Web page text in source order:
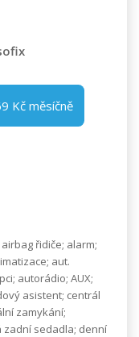
Kč měsíčně
airbag řidiče; alarm;
aut.
autorádio; AUX;
asistent; centrál
zamykání;
zadní sedadla; denní